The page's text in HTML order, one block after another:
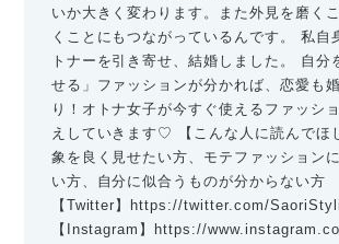
いか大きく変わります。また外見を磨く
くことにもつながっているんです。 私自
トナーを引き寄せ、結婚しました。 自分
せる」ファッションが分かれば、恋愛も
り！オトナ女子が今すぐ使えるファッシ
えしていきます♡ 【こんな人に読んでほ
象を良く見せたい方、モテファッション
い方、自分に似合うものが分からない方
【Twitter】
https://twitter.com/
【Instagram】
https://